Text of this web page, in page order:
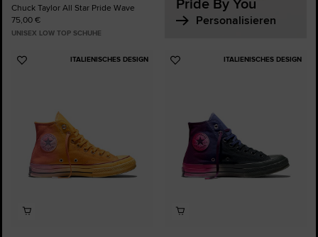
Chuck Taylor All Star Pride Wave
75,00 €
UNISEX LOW TOP SCHUHE
Personalisieren
ITALIENISCHES DESIGN
Zu
ITALIENISCHES DESIGN
Zu